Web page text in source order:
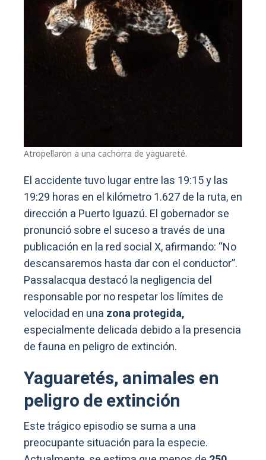
Atropellaron a una cachorra de yaguareté.
El accidente tuvo lugar entre las 19:15 y las
19:29 horas en el kilómetro 1.627 de la ruta, en
dirección a Puerto Iguazú. El gobernador se
pronunció sobre el suceso a través de una
publicación en la red social X, afirmando: “No
descansaremos hasta dar con el conductor”.
Passalacqua destacó la negligencia del
responsable por no respetar los límites de
velocidad en una zona protegida,
especialmente delicada debido a la presencia
de fauna en peligro de extinción.
Yaguaretés, animales en
peligro de extinción
Este trágico episodio se suma a una
preocupante situación para la especie.